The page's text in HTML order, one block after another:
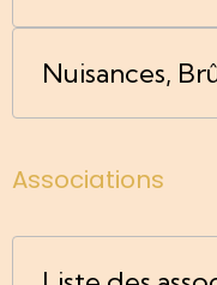
Nuisances,
Associations